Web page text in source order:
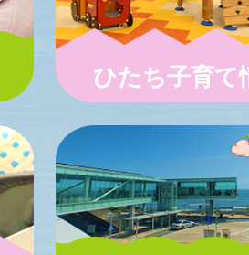
ひたち子育て